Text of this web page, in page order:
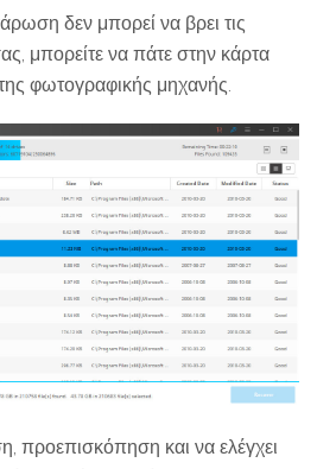
δεν μπορεί να βρει τις
μπορείτε να πάτε στην κάρτα
φωτογραφικής μηχανής.
προεπισκόπηση και να ελέγχει